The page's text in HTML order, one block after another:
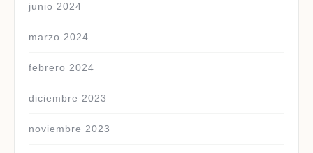
junio 2024
marzo 2024
febrero 2024
diciembre 2023
noviembre 2023